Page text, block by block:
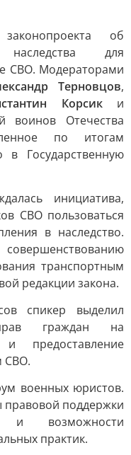
об
для
СВО. Модераторами
Терновцов,
Корсики
воинов Отечества
по итогам
Государственную
инициатива,
СВО пользоваться
в наследство.
транспортным
редакции закона.
спикер выделил
граждан на
предоставление
СВО.
военных юристов.
поддержки
и возможности
практик.